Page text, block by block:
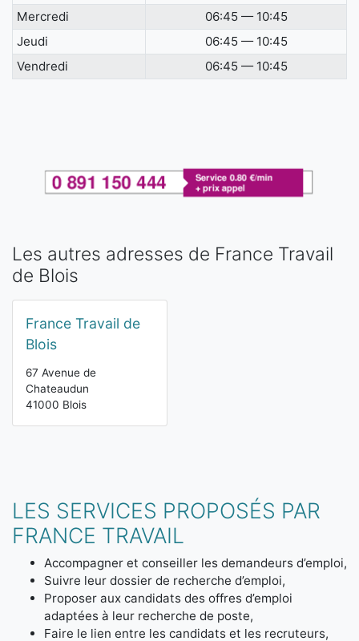
Mercredi
06:45 — 10:45
Jeudi
06:45 — 10:45
Vendredi
06:45 — 10:45
Les autres adresses de France Travail
de Blois
France Travail de
Blois
67 Avenue de
Chateaudun
41000 Blois
LES SERVICES PROPOSÉS PAR
FRANCE TRAVAIL
Accompagner et conseiller les demandeurs d’emploi,
Suivre leur dossier de recherche d’emploi,
Proposer aux candidats des offres d’emploi
adaptées à leur recherche de poste,
Faire le lien entre les candidats et les recruteurs,